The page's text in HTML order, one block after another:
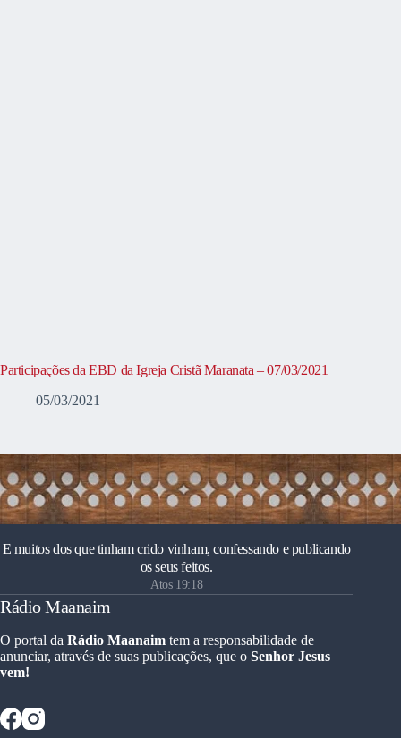
Participações da EBD da Igreja Cristã Maranata – 07/03/2021
05/03/2021
E muitos dos que tinham crido vinham, confessando e publicando
os seus feitos.
Atos 19:18
Rádio Maanaim
O portal da Rádio Maanaim tem a responsabilidade de
anunciar, através de suas publicações, que o Senhor Jesus
vem!